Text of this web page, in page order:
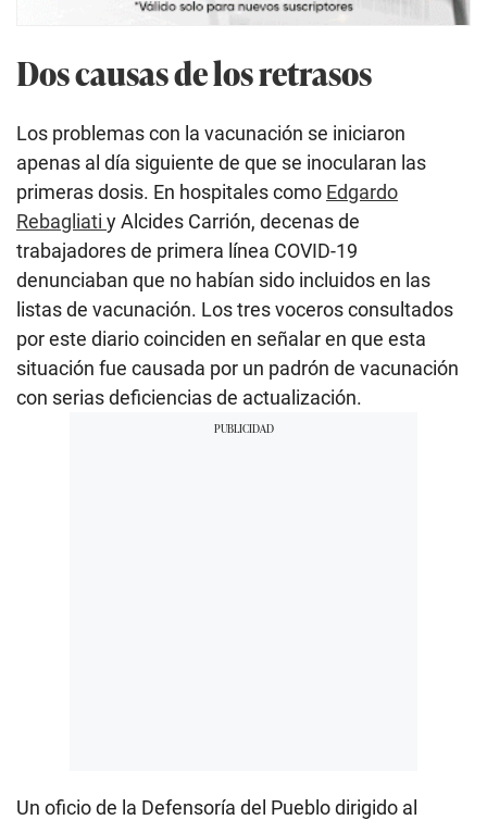
Dos causas de los retrasos
Los problemas con la vacunación se iniciaron
apenas al día siguiente de que se inocularan las
primeras dosis. En hospitales como Edgardo
Rebagliati y Alcides Carrión, decenas de
trabajadores de primera línea COVID-19
denunciaban que no habían sido incluidos en las
listas de vacunación. Los tres voceros consultados
por este diario coinciden en señalar en que esta
situación fue causada por un padrón de vacunación
con serias deficiencias de actualización.
Un oficio de la Defensoría del Pueblo dirigido al